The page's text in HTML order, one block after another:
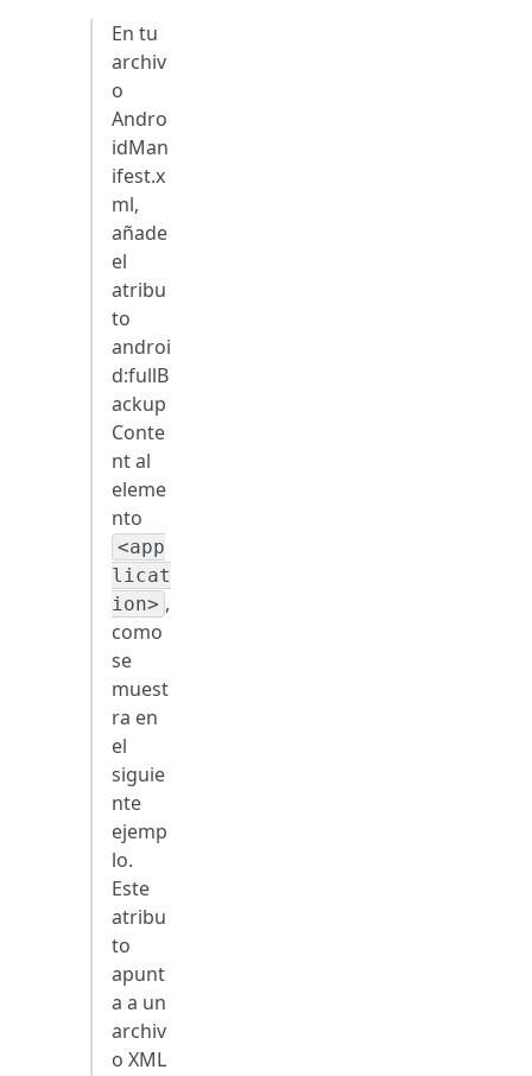
En tu
archiv
o
Andro
idMan
ifest.x
ml,
añade
el
atribu
to
androi
d:fullB
ackup
Conte
ntal
eleme
nto
<app
licat
ion> ,
como
se
muest
ra en
el
siguie
nte
ejemp
lo.
Este
atribu
to
apunt
a a un
archiv
o XML